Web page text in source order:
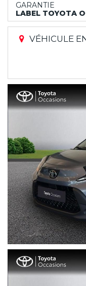
GARANTIE
LABEL TOYOTA
VÉHICULE